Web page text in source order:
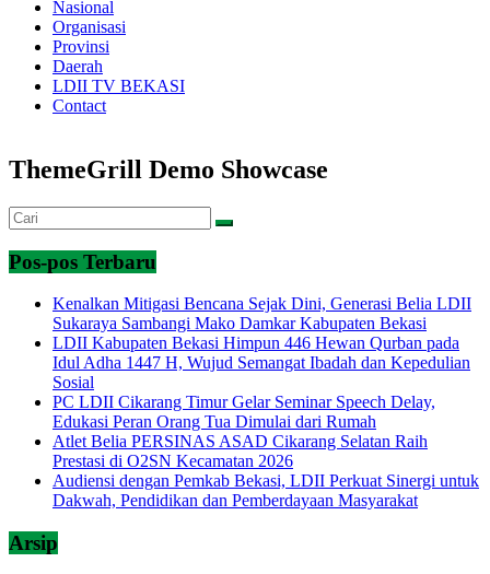
Nasional
Organisasi
Provinsi
Daerah
LDII TV BEKASI
Contact
ThemeGrill Demo Showcase
Pos-pos Terbaru
Kenalkan Mitigasi Bencana Sejak Dini, Generasi Belia LDII
Sukaraya Sambangi Mako Damkar Kabupaten Bekasi
LDII Kabupaten Bekasi Himpun 446 Hewan Qurban pada
Idul Adha 1447 H, Wujud Semangat Ibadah dan Kepedulian
Sosial
PC LDII Cikarang Timur Gelar Seminar Speech Delay,
Edukasi Peran Orang Tua Dimulai dari Rumah
Atlet Belia PERSINAS ASAD Cikarang Selatan Raih
Prestasi di O2SN Kecamatan 2026
Audiensi dengan Pemkab Bekasi, LDII Perkuat Sinergi untuk
Dakwah, Pendidikan dan Pemberdayaan Masyarakat
Arsip